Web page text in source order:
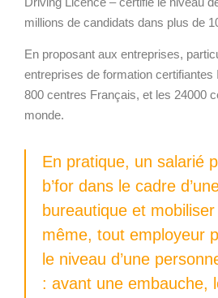
millions de candidats dans plus de
En proposant aux entreprises,
entreprises de formation certifiantes
800 centres Français, et les 24000
monde.
En pratique, un salarié
b’for dans le cadre
bureautique et
même, tout employeur
le niveau d’une
: avant une embauche,